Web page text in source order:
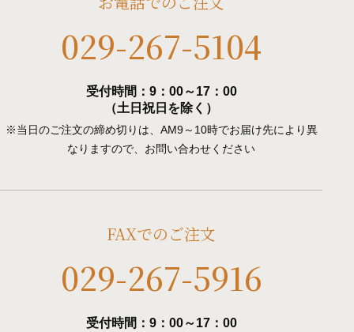
029-267-5104
受付時間：9：00～17：00
（土日祝日を除く）
※当日のご注文の締め切りは、AM9～10時でお届け先により異
なりますので、お問い合わせください
FAXでのご注文
029-267-5916
受付時間：9：00～17：00